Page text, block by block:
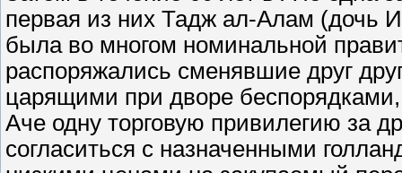
первая из них Тадж ал-Алам (дочь
была во многом номинальной
распоряжались сменявшие друг
царящими при дворе
Аче одну торговую привилегию за
согласиться с назначенными